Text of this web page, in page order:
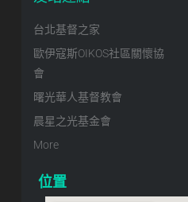
台北基督之家
歐伊寇斯OIKOS社區關懷協
會
曙光華人基督教會
晨星之光基金會
More
位置